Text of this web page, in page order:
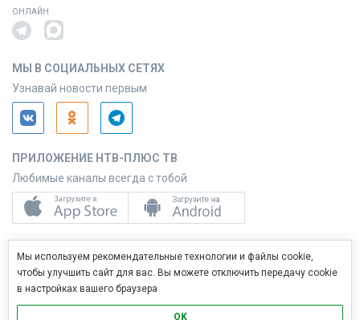
ОНЛАЙН
МЫ В СОЦИАЛЬНЫХ СЕТЯХ
Узнавай новости первым
ПРИЛОЖЕНИЕ НТВ-ПЛЮС ТВ
Любимые каналы всегда с тобой
Управляй услугами с телефона
Мы используем рекомендательные технологии и файлы cookie,
чтобы улучшить сайт для вас. Вы можете отключить передачу cookie
в настройках вашего браузера
OK